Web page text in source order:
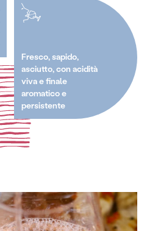
Fresco, sapido,
asciutto, con acidità
viva e finale
aromatico e
persistente